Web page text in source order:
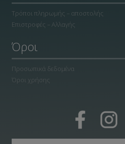
Τρόποι πληρωμής – αποστολής
Επιστροφές – Αλλαγής
Όροι
Προσωπικά δεδομένα
Όροι χρήσης